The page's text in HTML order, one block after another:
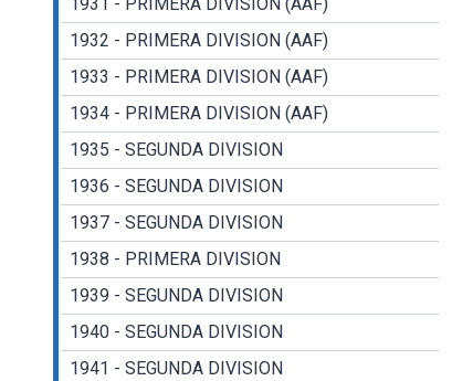
1932 - PRIMERA DIVISION (AAF)
1933 - PRIMERA DIVISION (AAF)
1934 - PRIMERA DIVISION (AAF)
1935 - SEGUNDA DIVISION
1936 - SEGUNDA DIVISION
1937 - SEGUNDA DIVISION
1938 - PRIMERA DIVISION
1939 - SEGUNDA DIVISION
1940 - SEGUNDA DIVISION
1941 - SEGUNDA DIVISION